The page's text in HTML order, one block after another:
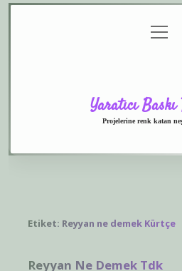
menüyü
aç
Yaratıcı
Projelerine renk katan
Etiket: Reyyan ne demek Kürtçe
Reyyan Ne Demek Tdk